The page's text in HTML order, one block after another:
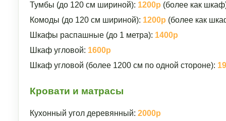
Тумбы (до 120 см шириной): 1200р (более как
Комоды (до 120 см шириной): 1200р (более как
Шкафы распашные (до 1 метра): 1400р
Шкаф угловой: 1600р
Шкаф угловой (более 1200 см по одной стороне):
Кровати и матрасы
Кухонный угол деревянный: 2000р